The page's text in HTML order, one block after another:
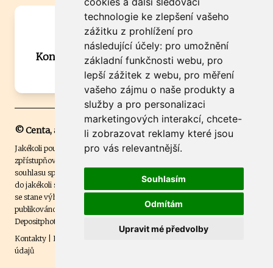
technologie ke zlepšení vašeho
zážitku z prohlížení pro
následující účely: pro umožnění
základní funkčnosti webu, pro
lepší zážitek z webu, pro měření
vašeho zájmu o naše produkty a
služby a pro personalizaci
marketingových interakcí, chcete-
li zobrazovat reklamy které jsou
pro vás relevantnější.
Souhlasím
Odmítám
Upravit mé předvolby
Máte zajímavou informaci? Chcete
spolupracovat?
Kontaktujte šéfredaktora Martina Chalupu:
chalupa@ctidoma.cz
© Centa, a.s.
Jakékoli použití obsahu včetně převzetí, šíření či dalšího užití a
zpřístupňování textových či obrazových materiálů bez písemného
souhlasu společnosti Centa,a.s. je zakázáno. Čtenář svým přihlášením
do jakékoli soutěže na našem webu dává souhlas s tím, že v případě, že
se stane výhercem této soutěže, může být jeho jméno na webu
publikováno. Centa, a.s. využívala licenci ČTK a využívá fotografie z
Depositphotos
Kontakty
Etický kodex
údajů